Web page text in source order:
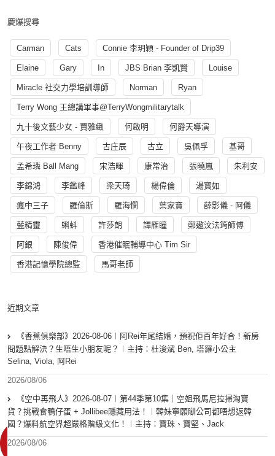
慶爆搜尋
Carman Cats Connie 李玥穎 - Founder of Drip39
Elaine Gary In JBS Brian 李凱賢 Louise
Miracle 社交力學培訓導師 Norman Ryan
Terry Wong 王總講軍事@TerryWongmilitarytalk
九十後文藝少女 - 賈雅緻 何啟明 何爵天導演
午夜工作者 Benny 古庄辰 古立 吳佩孚 基哥
孟希璘 Ball Mang 宋浩暉 康常治 張曉嵐 朱利安
李錦鴻 李鑑峰 梁天琦 楊偉倫 湯寳如
瘋中三子 羅倫斯 羅海憫 葉家寶 薛影儀 - 阿儀
藍精靈 蝌蚪 許莎朗 譚雁瞳 鄭遨汶法筠師傅
阿銀 陳俊偉 香港催眠輔導中心 Tim Sir
香港記憶學院總監 馬哥老師
近期文章
《香蕉俱樂部》2026-08-06︱阿Rei年尾結婚，預祝佢百年好合！新房
問題點解決？生唔生小朋友呢？︱主持：杜浚斌 Ben, 塔羅小公主
Selina, Viola, 阿Rei
2026/08/06
《空中再飛人》2026-08-07︱第44季第10集｜空姐飛馬尼拉掃淘寶
貨？挑戰食鴨仔蛋 + Jollibee隱藏用法！︱韓妹寧願瞓公司都唔想返韓
國？爆料航空界超嚴格階級文化！︱主持：寶珠、寶堅、Jack
2026/08/06